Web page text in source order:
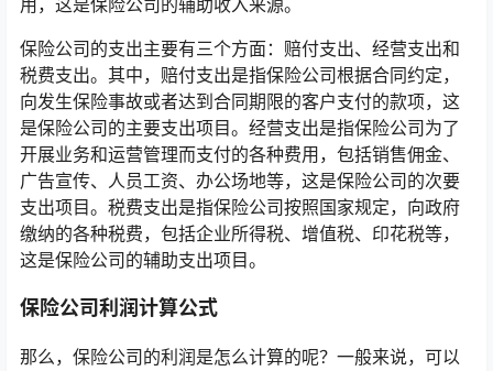
用，这是保险公司的辅助收入来源。
保险公司的支出主要有三个方面：赔付支出、经营支出和
税费支出。其中，赔付支出是指保险公司根据合同约定，
向发生保险事故或者达到合同期限的客户支付的款项，这
是保险公司的主要支出项目。经营支出是指保险公司为了
开展业务和运营管理而支付的各种费用，包括销售佣金、
广告宣传、人员工资、办公场地等，这是保险公司的次要
支出项目。税费支出是指保险公司按照国家规定，向政府
缴纳的各种税费，包括企业所得税、增值税、印花税等，
这是保险公司的辅助支出项目。
保险公司利润计算公式
那么，保险公司的利润是怎么计算的呢？一般来说，可以